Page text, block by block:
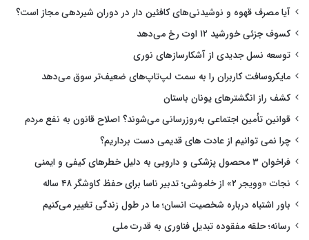
آیا مصرف قهوه و نوشیدنی‌های کافئین دار در دوران شیردهی مجاز است؟
کسوف جزئی خورشید ۱۲ اوت رخ می‌دهد
توسعه نسل جدیدی از آشکارسازهای نوری
مایکروسافت کاربران را به سمت لپ‌تاپ‌های ضعیف‌تر سوق می‌دهد
کشف راز انگشترهای یونان باستان
قوانین تأمین اجتماعی به‌روزرسانی می‌شوند؟ اصلاح قانون به نفع مردم
چرا نمی توانیم از عادت های قدیمی دست برداریم؟
فراخوان ۳ محصول پزشکی و دارویی به دلیل خطرهای کیفی و ایمنی
نجات «وویجر ۲» از خاموشی؛ تدبیر ناسا برای حفظ کاوشگر ۴۸ ساله
باور اشتباه درباره شخصیت انسان؛ ما در طول زندگی تغییر می‌کنیم
رسانه؛ حلقه مفقوده تبدیل فناوری به قدرت ملی